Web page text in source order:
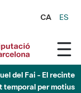
CA ES
del Fai - El recinte
temporal per motius